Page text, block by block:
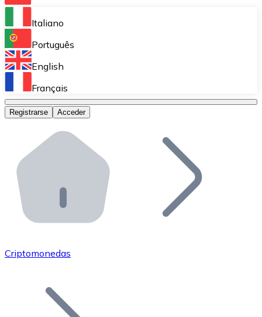
Bitnovo Ramp
Integra nuestra solución en tu plataforma.
Bitnovo Giftcards
Bitnovo OTC
Bitnovo ATM
Integra un ATM Bitnovo en tu negocio y permite que
Bitnovo API
Integra nuestra API en tu ecosistema.
Únete a nuestra red de distribuidores.
Añade tu proyecto a nuestro ecosistema.
Italiano
Português
English
Français
Registrarse Acceder
Criptomonedas